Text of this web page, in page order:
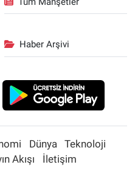
Haber Arşivi
Dünya
Teknoloji
Akışı İletişim